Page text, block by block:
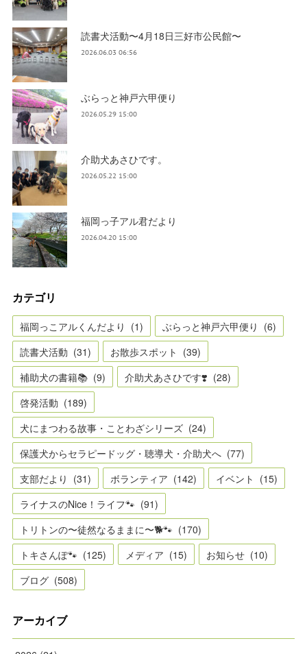
読書犬活動〜4月18日三好市公民館〜
2026.06.03 06:56
ぶらっと神戸六甲便り
2026.05.29 15:00
介助犬あさひです。
2026.05.22 15:00
福岡っ子アル君だより
2026.04.20 15:00
カテゴリ
福岡っこアルくんだより (1) ぶらっと神戸六甲便り (6)
読書犬活動 (31) お散歩スポット (39)
補助犬の書籍📚 (9) 介助犬あさひです❣️ (28)
啓発活動 (189)
犬にまつわる故事・ことわざシリーズ (24)
保護犬からセラピードッグ・聴導犬・介助犬へ (77)
支部だより (31) ボランティア (142) イベント (15)
ライナスのNice！ライフ🐾 (91)
トリトンの〜徒然なるままに〜🐕🐾 (170)
トキさんぽ🐾 (125) メディア (15) お知らせ (10)
ブログ (508)
アーカイブ